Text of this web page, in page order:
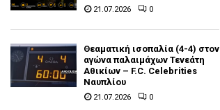
21.07.2026 0
Θεαματική ισοπαλία (4-4) στον
αγώνα παλαιμάχων Τενεάτη
Αθικίων – F.C. Celebrities
Ναυπλίου
21.07.2026 0